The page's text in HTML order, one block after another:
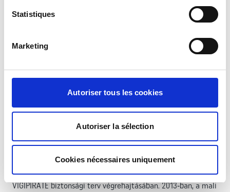
Statistiques
Marketing
Autoriser tous les cookies
Autoriser la sélection
Cookies nécessaires uniquement
elején részt vett az Épervier műveletben Csádban. Végül
1999 és 2011 között rendszeresen adta a 13. Idegenlégiós
állományát.
által lerombolt infrastruktúra újjáépítésén; továbbá 2012‑ben
Jordániában, hogy biztosítsák a tábori kórházak
bevetették őket a Somme folyó árvizei idején 2001‑ben, a
Gard megyében 2002‑ben, 2003‑ban és 2005‑ben, majd 2010
tavaszán a Var megyében. Az ezred rendszeresen részt vesz a
VIGIPIRATE biztonsági terv végrehajtásában. 2013‑ban, a mali